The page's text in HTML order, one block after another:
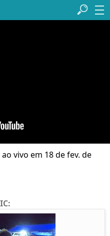
vivo em 18 de fev. de